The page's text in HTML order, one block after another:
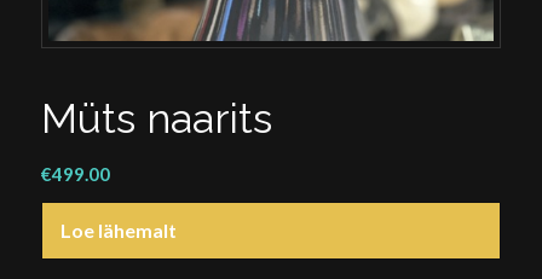
Müts naarits
€499.00
Loe lähemalt